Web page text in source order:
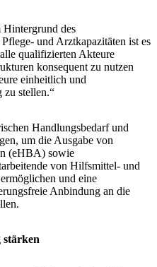
des
und Arztkapazitäten ist es
qualifizierten Akteure
konsequent zu nutzen
einheitlich und
zu stellen.“
Handlungsbedarf und
um die Ausgabe von
(eHBA) sowie
von Hilfsmittel- und
und eine
Anbindung an die
stärken